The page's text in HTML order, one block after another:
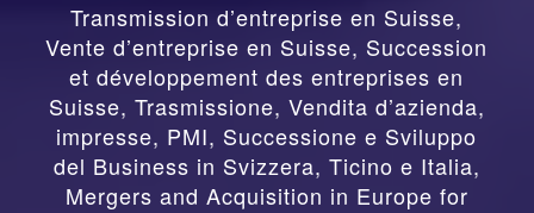
Transmission d’entreprise en Suisse,
Vente d’entreprise en Suisse, Succession
et développement des entreprises en
Suisse, Trasmissione, Vendita d’azienda,
impresse, PMI, Successione e Sviluppo
del Business in Svizzera, Ticino e Italia,
Mergers and Acquisition in Europe for